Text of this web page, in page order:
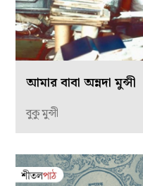
আমার বাবা অন্নদা মুন্সী
বুকু মুন্সী